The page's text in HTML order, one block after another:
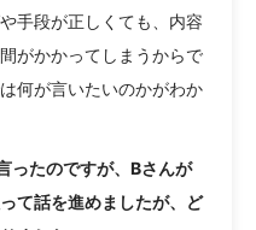
手段が正しくても、内容
がかかってしまうからで
何が言いたいのかがわか
ったのですが、Bさんが
て話を進めましたが、ど